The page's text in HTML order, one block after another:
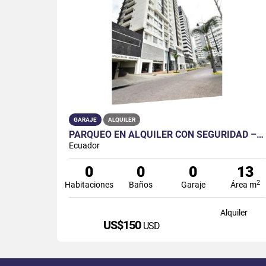
GARAJE ALQUILER
PARQUEO EN ALQUILER CON SEGURIDAD – EDIFICIO SPAZIO, PUERTO SANTA ANA
Ecuador
0
Habitaciones
0
Baños
0
Garaje
13
Área m2
Alquiler
US$150 USD